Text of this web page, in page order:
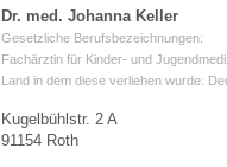
U0-Vorsorge
Dr. med. Johanna Keller
Gesetzliche Berufsbezeichnungen:
Fachärztin für Kinder- und
Land in dem diese verliehen wurde:
Kugelbühlstr. 2 A
91154 Roth